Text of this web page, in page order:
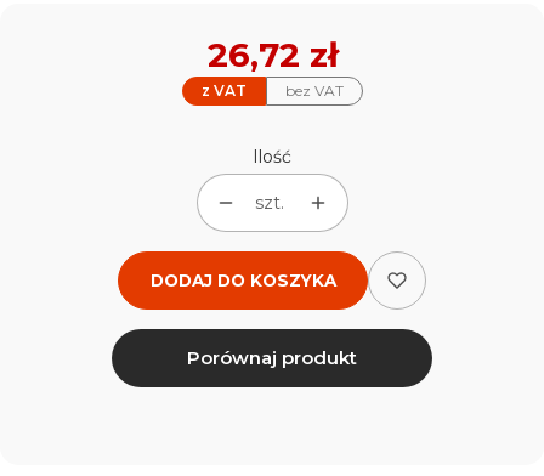
z VAT bez VAT
Cena
26,72 zł
Ilość
szt.
DODAJ DO KOSZYKA
Porównaj produkt